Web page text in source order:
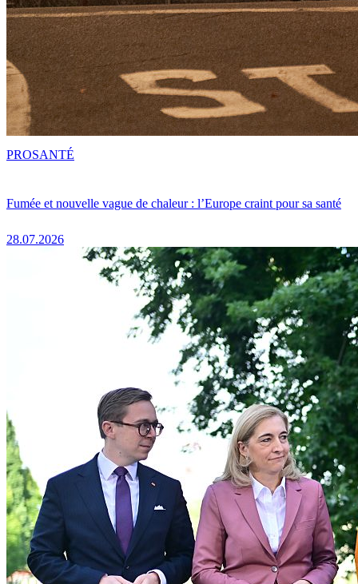
Fumée et nouvelle vague de chaleur : l’Europe craint pour sa santé
28.07.2026
PROSANTÉ